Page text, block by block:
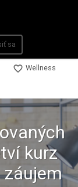
sa
favorite_border Wellness
kurz